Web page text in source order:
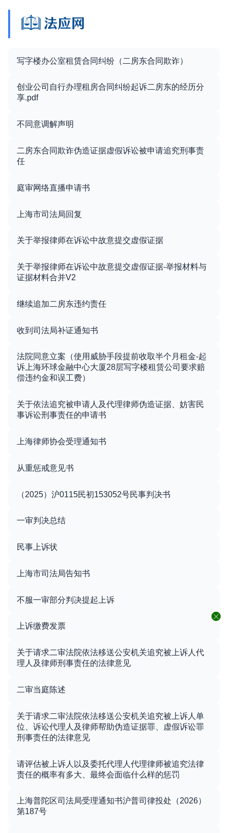
写字楼办公室租赁合同纠纷（二房东合同欺诈）
创业公司自行办理租房合同纠纷起诉二房东的经历分
享.pdf
不同意调解声明
二房东合同欺诈伪造证据虚假诉讼被申请追究刑事责
任
庭审网络直播申请书
上海市司法局回复
关于举报律师在诉讼中故意提交虚假证据
关于举报律师在诉讼中故意提交虚假证据-举报材料与
证据材料合并V2
继续追加二房东违约责任
收到司法局补证通知书
法院同意立案（使用威胁手段提前收取半个月租金-起
诉上海环球金融中心大厦28层写字楼租赁公司要求赔
偿违约金和误工费）
关于依法追究被申请人及代理律师伪造证据、妨害民
事诉讼刑事责任的申请书
上海律师协会受理通知书
从重惩戒意见书
（2025）沪0115民初153052号民事判决书
一审判决总结
民事上诉状
上海市司法局告知书
不服一审部分判决提起上诉
上诉缴费发票
关于请求二审法院依法移送公安机关追究被上诉人代
理人及律师刑事责任的法律意见
二审当庭陈述
关于请求二审法院依法移送公安机关追究被上诉人单
位、诉讼代理人及律师帮助伪造证据罪、虚假诉讼罪
刑事责任的法律意见
请评估被上诉人以及委托代理人代理律师被追究法律
责任的概率有多大、最终会面临什么样的惩罚
上海普陀区司法局受理通知书沪普司律投处（2026）
第187号